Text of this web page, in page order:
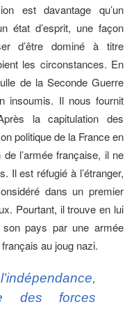
est davantage qu’un
état d’esprit, une façon
d’être dominé à titre
les circonstances. En
de la Seconde Guerre
insoumis. Il nous fournit
la capitulation des
politique de la France en
l’armée française, il ne
Il est réfugié à l’étranger,
dans un premier
Pourtant, il trouve en lui
son pays par une armée
au joug nazi.
des forces